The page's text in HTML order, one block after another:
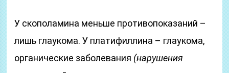
У скополамина меньше противопоказаний –
лишь глаукома. У платифиллина – глаукома,
органические заболевания (нарушения